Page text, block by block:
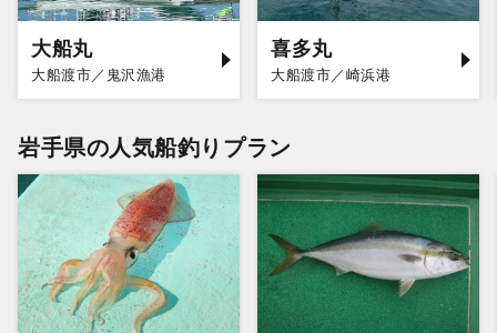
大船丸
大船渡市／鬼沢漁港
喜多丸
大船渡市／崎浜港
岩手県の人気船釣りプラン